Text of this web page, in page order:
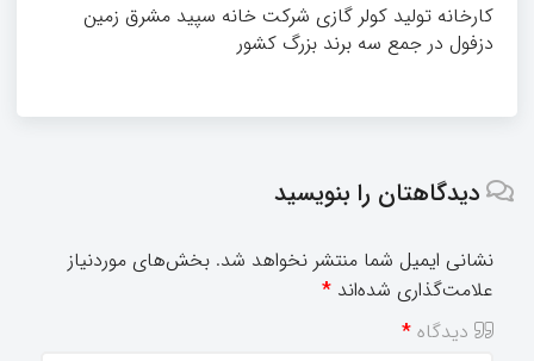
کارخانه تولید کولر گازی شرکت خانه سپید مشرق زمین
دزفول در جمع سه برند بزرگ کشور
دیدگاهتان را بنویسید
نشانی ایمیل شما منتشر نخواهد شد. بخش‌های موردنیاز
علامت‌گذاری شده‌اند *
دیدگاه *